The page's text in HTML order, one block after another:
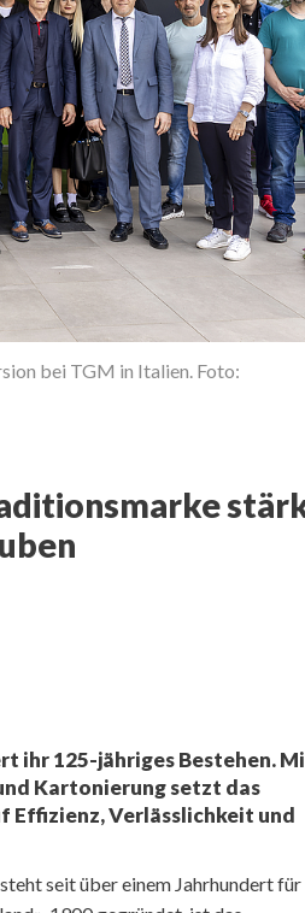
bei TGM in Italien. Foto:
ihr 125-jähriges Bestehen.
Kartonierung setzt das
Effizienz, Verlässlichkeit und
seit über einem Jahrhundert für